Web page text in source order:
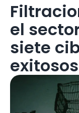
el
siete
exitosos